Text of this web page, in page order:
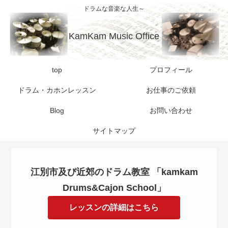
ドラムな音楽な人生～
KamKam Music Office
top プロフィール
ドラム・カホンレッスン お仕事のご依頼
Blog お問い合わせ
サイトマップ
江別市及び近郊のドラム教室 「kamkam
Drums&Cajon School」
レッスンの詳細はこちら